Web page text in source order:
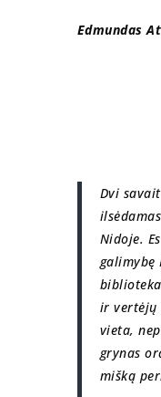
Edmundas
Dvi
Nidoje.
galimybę
ir vertėjų
vieta,
grynas
mišką